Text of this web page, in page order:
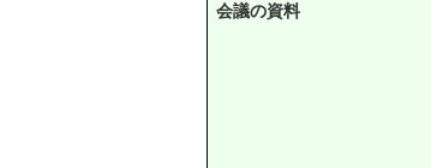
会議の資料